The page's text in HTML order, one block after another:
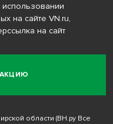
на сайте VN.ru,
на сайт
области (ВН.ру Все